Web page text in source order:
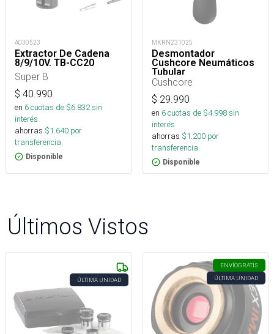
A030523
Extractor De Cadena
8/9/10V. TB-CC20
Super B
$ 40.990
en 6cuotas de $6.832sin
interés
ahorras $1.640 por
transferencia.
Disponible
MKRN231025
Desmontador
Cushcore Neumáticos
Tubular
Cushcore
$ 29.990
en 6cuotas de $4.998sin
interés
ahorras $1.200 por
transferencia.
Disponible
Últimos Vistos
ÚLTIMA UNIDAD
ENVÍOGRATIS
ÚLTIMA UNIDAD